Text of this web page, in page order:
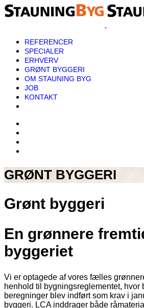
REFERENCER
SPECIALER
ERHVERV
GRØNT BYGGERI
OM STAUNING BYG
JOB
KONTAKT
GRØNT BYGGERI
Grønt byggeri
En grønnere
byggeriet
Vi er optagede af vores fælles
henhold til bygningsreglementet, hvor
beregninger blev indført som krav i
byggeri. LCA inddrager både